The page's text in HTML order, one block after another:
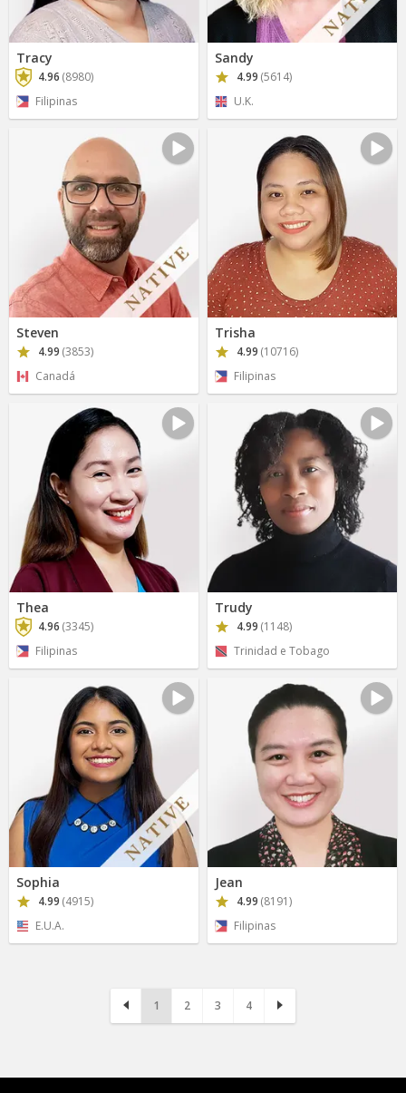
Tracy
4.96 (8980)
Filipinas
Sandy
4.99 (5614)
U.K.
Steven
4.99 (3853)
Canadá
Trisha
4.99 (10716)
Filipinas
Thea
4.96 (3345)
Filipinas
Trudy
4.99 (1148)
Trinidad e Tobago
Sophia
4.99 (4915)
E.U.A.
Jean
4.99 (8191)
Filipinas
1 2 3 4